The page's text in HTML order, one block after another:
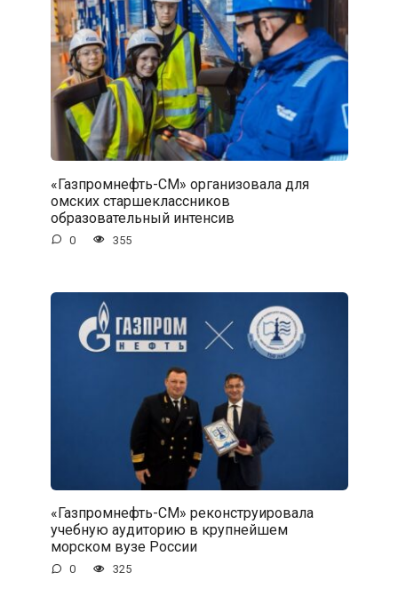
«Газпромнефть-СМ» организовала для
омских старшеклассников
образовательный интенсив
0 355
«Газпромнефть-СМ» реконструировала
учебную аудиторию в крупнейшем
морском вузе России
0 325